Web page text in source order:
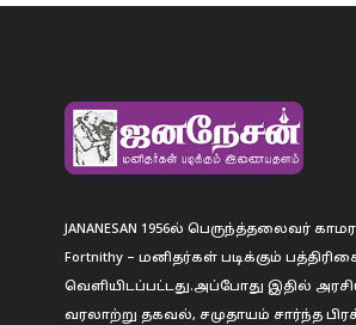
JANANESAN 1956ல் பெருந்த்தலைவர்
Fortnithy – மனிதர்கள் படிக்கும்
வெளியிடப்பட்டது.அப்போது இதில்
வரலாற்று தகவல், சமுதாயம் சார்ந்த